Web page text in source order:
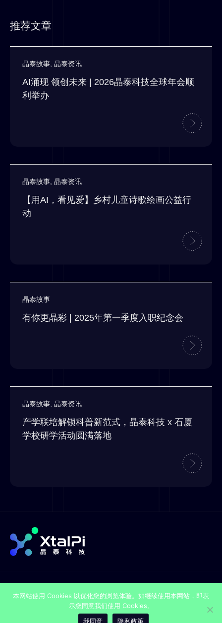
推荐文章
晶泰故事, 晶泰资讯
AI涌现 领创未来 | 2026晶泰科技全球年会顺
利举办
晶泰故事, 晶泰资讯
【用AI，看见爱】乡村儿童诗歌绘画公益行
动
晶泰故事
有你更晶彩 | 2025年第一季度入职纪念会
晶泰故事, 晶泰资讯
产学联培解锁科普新范式，晶泰科技 x 石厦
学校研学活动圆满落地
Copyright © 2015-2025 XtalPi Inc.
粤公网安备44030002001636
粤ICP备17120953号
本网站使用 Cookies 以优化您的浏览体验。如继续使用本网站，即表
示您同意我们使用 Cookies。
我同意
隐私政策